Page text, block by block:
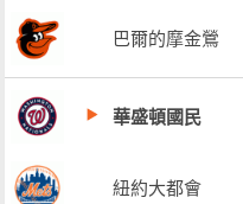
巴爾的摩金鶯
華盛頓國民
紐約大都會